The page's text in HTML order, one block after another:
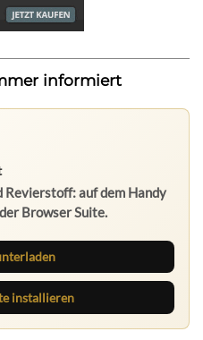
informiert
Revierstoff: auf dem Handy
Browser Suite.
installieren